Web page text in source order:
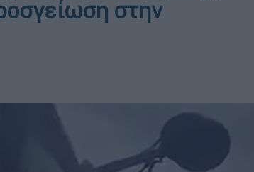
στην